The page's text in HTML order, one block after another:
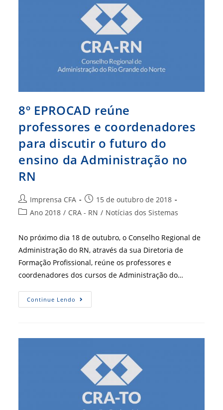
RN
8º EPROCAD reúne
professores e coordenadores
para discutir o futuro do
ensino da Administração no
RN
Autor
do
Imprensa CFA
Post
publicado:
15 de outubro de 2018
Categoria
post:
Ano 2018 / CRA - RN / Notícias dos Sistemas
No próximo dia 18 de outubro, o Conselho Regional de
Administração do RN, através da sua Diretoria de
Formação Profissional, reúne os professores e
coordenadores dos cursos de Administração do…
Continue Lendo 8º
EPROCAD
Futuro
Do
Ensino
Administração
No
RN